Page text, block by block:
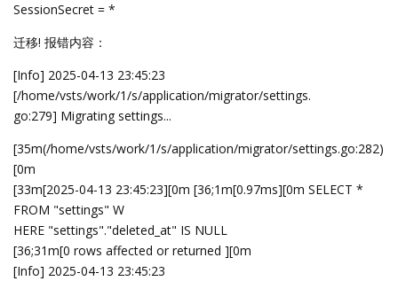
SessionSecret = *
迁移! 报错内容：
[Info] 2025-04-13 23:45:23
[/home/vsts/work/1/s/application/migrator/settings.
go:279] Migrating settings...
[35m(/home/vsts/work/1/s/application/migrator/settings.go:282)
[0m
[33m[2025-04-13 23:45:23][0m [36;1m[0.97ms][0m SELECT *
FROM "settings" W
HERE "settings"."deleted_at" IS NULL
[36;31m[0 rows affected or returned ][0m
[Info] 2025-04-13 23:45:23